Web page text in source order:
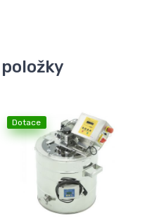
Dotace